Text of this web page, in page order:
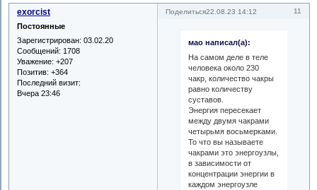
Поделиться 11
22.08.23 14:12
exorcist
Постоянные
Зарегистрирован: 03.02.20
Сообщений: 1708
Уважение: +207
Позитив: +364
Последний визит:
Вчера 23:46
мао написал(а):
На самом деле в теле
человека около 230
чакр, количество чакры
равно количеству
суставов.
Энергия пересекает
между двумя чакрами
четырьмя восьмерками.
То что вы называете
чакрами это энергоузлы,
в зависимости от
концентрации энергии в
каждом энергоузле